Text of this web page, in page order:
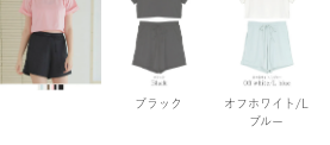
ブラック
オフホワイト/L
ブルー